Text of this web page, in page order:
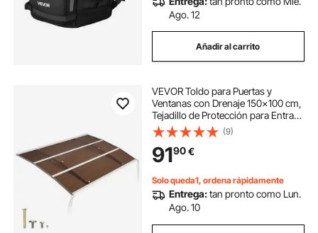
Ago. 12
Añadir al carrito
VEVOR Toldo para Puertas y
Ventanas con Drenaje 150x100 cm,
Tejadillo de Protección para Entrada
con Soporte de ABS, Protección
contra Lluvia, Nieve, Sol, Toldo de
Policarbonato para Porche, Marrón
(9)
9190€
Solo queda1, ordena rápidamente
Entrega:tan pronto como Lun.
Ago. 10